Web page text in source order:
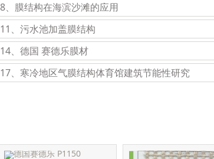
8、膜结构在海滨沙滩的应用
11、污水池加盖膜结构
14、德国 赛德乐膜材
17、寒冷地区气膜结构体育馆建筑节能性研究